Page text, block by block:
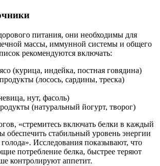
питания, они необходимы для
массы, иммунной системы и общего
рекомендуются включать:
(курица, индейка, постная говядина)
(лосось, сардины, треска)
нут, фасоль)
(натуральный йогурт, творог)
«стремитесь включать белки в каждый
стабильный уровень энергии
Исследования показывают, что
потребление белка, быстрее теряют
контролируют аппетит.